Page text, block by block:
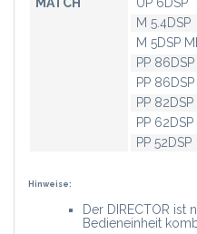
M 5.4DSP
M 5DSP
PP
PP 86DSP
PP 82DSP
PP 62DSP
PP 52DSP
Hinweise:
Der DIRECTOR ist
Bedieneinheit